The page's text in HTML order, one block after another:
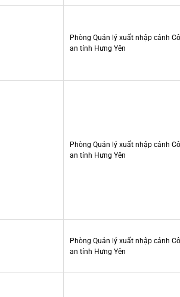
Phòng Quản lý xuất nhập cảnh
an tỉnh Hưng Yên
Phòng Quản lý xuất nhập cảnh
an tỉnh Hưng Yên
Phòng Quản lý xuất nhập cảnh
an tỉnh Hưng Yên